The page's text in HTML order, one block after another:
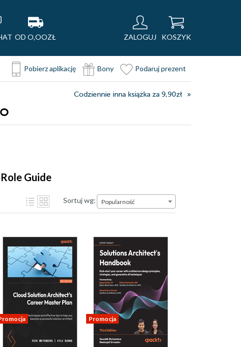
OD O,OOZŁ ZALOGUJ KOSZYK
Pobierz aplikację Bony Podaruj prezent
Codziennie inna książka za 9,90zł
Guide
Sortuj wg: Popularność
Promocja